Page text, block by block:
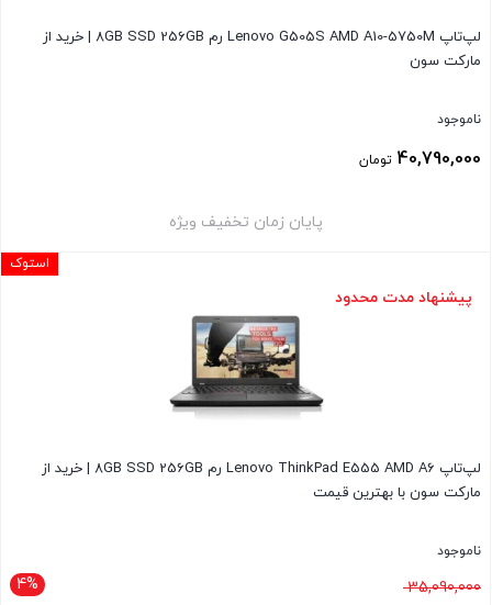
لپ‌تاپ Lenovo G505S AMD A10-5750M رم 8GB SSD 256GB | خرید از
مارکت سون
ناموجود
40,790,000 تومان
پایان زمان تخفیف ویژه
پیشنهاد مدت محدود
لپ‌تاپ Lenovo ThinkPad E555 AMD A6 رم 8GB SSD 256GB | خرید از
مارکت سون با بهترین قیمت
ناموجود
4% 35,090,000قیمت
استوک